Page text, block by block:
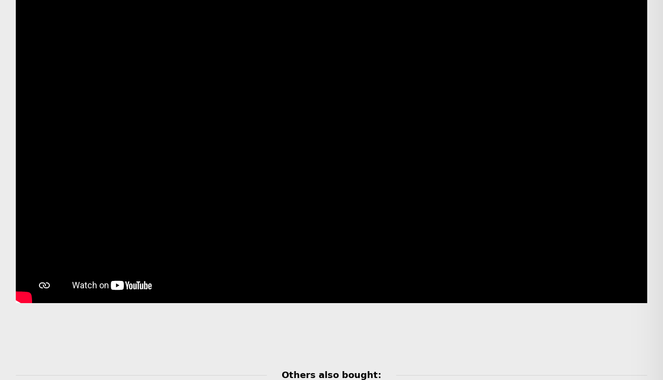
Others also bought: